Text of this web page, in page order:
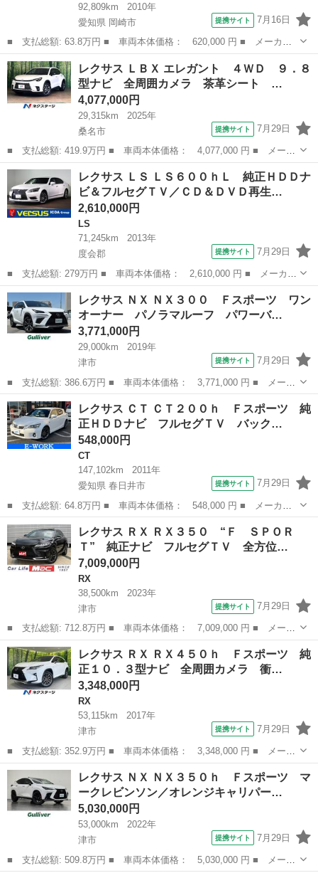
92,809km
2010年
愛知県 岡崎市
提携サイト 7月16日
■ 支払総額: 63.8万円 ■ 車両本体価格： 620,000 円 ■ メーカー
名： レクサス ■ 車種名： ＨＳ ■ グレード名： ＨＳ２５０
ｈ 禁煙 ナビＴＶ Ｂｌｕｅｔｏｏｔｈ ＬＥＤ ＥＴＣ クルー
ズコントロール...
愛知 岡崎市 HS
レクサス ＬＢＸ エレガント ４ＷＤ ９．８
型ナビ 全周囲カメラ 茶革シート …
4,077,000円
29,315km
2025年
桑名市
提携サイト 7月29日
■ 支払総額: 419.9万円 ■ 車両本体価格： 4,077,000 円 ■ メーカ
ー名： レクサス ■ 車種名： ＬＢＸ ■ グレード名： エレガン
ト ４ＷＤ ９．８型ナビ 全周囲カメラ 茶革シート パワーバッ
クドア ...
三重 桑名市 レクサス
レクサス ＬＳ ＬＳ６００ｈＬ 純正ＨＤＤナ
ビ＆フルセグＴＶ／ＣＤ＆ＤＶＤ再生…
2,610,000円
LS
71,245km
2013年
度会郡
提携サイト 7月29日
■ 支払総額: 279万円 ■ 車両本体価格： 2,610,000 円 ■ メーカー
名： レクサス ■ 車種名： ＬＳ ■ グレード名： ＬＳ６００ｈ
Ｌ 純正ＨＤＤナビ＆フルセグＴＶ／ＣＤ＆ＤＶＤ再生・ブルートゥ
ース＆ＵＳ...
三重 度会郡 LS
レクサス ＮＸ ＮＸ３００ Ｆスポーツ ワン
オーナー パノラマルーフ パワーバ…
3,771,000円
29,000km
2019年
津市
提携サイト 7月29日
■ 支払総額: 386.6万円 ■ 車両本体価格： 3,771,000 円 ■ メーカ
ー名： レクサス ■ 車種名： ＮＸ ■ グレード名： ＮＸ３０
０ Ｆスポーツ ワンオーナー パノラマルーフ パワーバックド
ア 前席パワ...
三重 津市 レクサス
レクサス ＣＴ ＣＴ２００ｈ Ｆスポーツ 純
正ＨＤＤナビ フルセグＴＶ バック…
548,000円
CT
147,102km
2011年
愛知県 春日井市
提携サイト 7月29日
■ 支払総額: 64.8万円 ■ 車両本体価格： 548,000 円 ■ メーカー
名： レクサス ■ 車種名： ＣＴ ■ グレード名： ＣＴ２００
ｈ Ｆスポーツ 純正ＨＤＤナビ フルセグＴＶ バックカメラ ド
ラレコ前後 Ｅ...
愛知 春日井市
レクサス ＲＸ ＲＸ３５０ “Ｆ ＳＰＯＲ
Ｔ” 純正ナビ フルセグＴＶ 全方位…
7,009,000円
RX
38,500km
2023年
津市
提携サイト 7月29日
■ 支払総額: 712.8万円 ■ 車両本体価格： 7,009,000 円 ■ メーカ
ー名： レクサス ■ 車種名： ＲＸ ■ グレード名： ＲＸ３５
０ “Ｆ ＳＰＯＲＴ” 純正ナビ フルセグＴＶ 全方位カメラ サン
ルーフ...
三重 津市 RX
レクサス ＲＸ ＲＸ４５０ｈ Ｆスポーツ 純
正１０．３型ナビ 全周囲カメラ 衝…
3,348,000円
RX
53,115km
2017年
津市
提携サイト 7月29日
■ 支払総額: 352.9万円 ■ 車両本体価格： 3,348,000 円 ■ メーカ
ー名： レクサス ■ 車種名： ＲＸ ■ グレード名： ＲＸ４５０
ｈ Ｆスポーツ 純正１０．３型ナビ 全周囲カメラ 衝突軽減 レ
ーダーク...
三重 津市 RX
レクサス ＮＸ ＮＸ３５０ｈ Ｆスポーツ マ
ークレビンソン／オレンジキャリパー…
5,030,000円
53,000km
2022年
津市
提携サイト 7月29日
■ 支払総額: 509.8万円 ■ 車両本体価格： 5,030,000 円 ■ メーカ